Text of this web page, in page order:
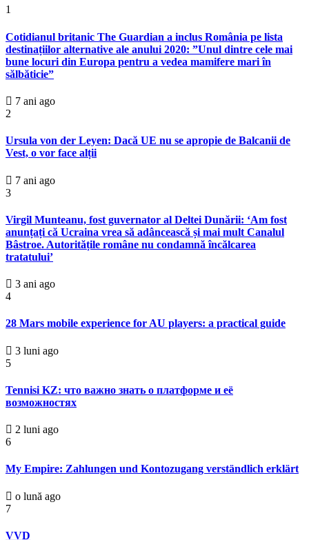
1
Cotidianul britanic The Guardian a inclus România pe lista
destinațiilor alternative ale anului 2020: ”Unul dintre cele mai
bune locuri din Europa pentru a vedea mamifere mari în
sălbăticie”
7 ani ago
2
Ursula von der Leyen: Dacă UE nu se apropie de Balcanii de
Vest, o vor face alții
7 ani ago
3
Virgil Munteanu, fost guvernator al Deltei Dunării: ‘Am fost
anunțați că Ucraina vrea să adâncească și mai mult Canalul
Bâstroe. Autoritățile române nu condamnă încălcarea
tratatului’
3 ani ago
4
28 Mars mobile experience for AU players: a practical guide
3 luni ago
5
Tennisi KZ: что важно знать о платформе и её
возможностях
2 luni ago
6
My Empire: Zahlungen und Kontozugang verständlich erklärt
o lună ago
7
VVD